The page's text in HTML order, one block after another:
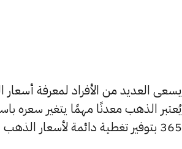
يُعتبر الذهب معدنًا مهمًا يتغير سعره
365 بتوفير تغطية دائمة لأسعار الذهب الآن وفي هذا المقال، سنتعرف على كافة أسعار الأعيرة.